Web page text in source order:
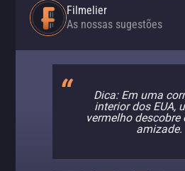
Filmelier
As nossas sugestões
Dica: Em uma
interior dos EUA,
vermelho descobre
amizade.